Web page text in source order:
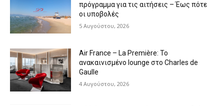
πρόγραμμα για τις αιτήσεις – Έως πότε
οι υποβολές
5 Αυγούστου, 2026
Air France – La Première: Το
ανακαινισμένο lounge στο Charles de
Gaulle
4 Αυγούστου, 2026